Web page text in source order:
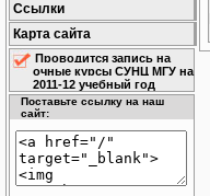
Ссылки
Карта сайта
Проводится запись на
очные курсы СУНЦ МГУ на
2011-12 учебный год
Поставьте ссылку на наш
сайт: